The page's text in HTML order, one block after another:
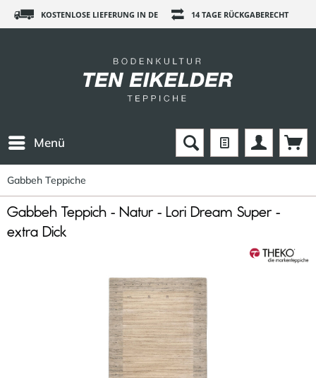
KOSTENLOSE LIEFERUNG IN DE 14 TAGE RÜCKGABERECHT
Menü
Gabbeh Teppiche
Gabbeh Teppich - Natur - Lori Dream Super -
extra Dick